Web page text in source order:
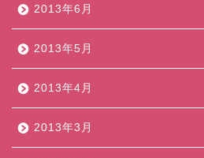
2013年6月
2013年5月
2013年4月
2013年3月